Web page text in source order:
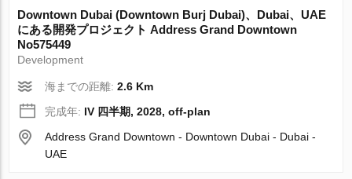
Downtown Dubai (Downtown Burj Dubai)、Dubai、UAE
にある開発プロジェクト Address Grand Downtown
No575449
Development
海までの距離:2.6 Km
完成年: IV 四半期, 2028, off-plan
Address Grand Downtown - Downtown Dubai - Dubai -
UAE